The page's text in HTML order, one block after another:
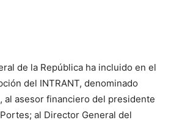
de la República ha incluido en el
del INTRANT, denominado
al asesor financiero del presidente
al Director General del